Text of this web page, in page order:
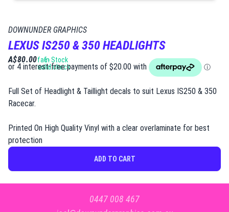
DOWNUNDER GRAPHICS
LEXUS IS250 & 350 HEADLIGHTS
A$80.00fa6-
solid:check
In Stock
Full Set of Headlight & Taillight decals to suit Lexus IS250 & 350
Racecar.
Printed On High Quality Vinyl with a clear overlaminate for best
protection
ADD TO CART
0447 008 467​​​​‌ ‍ ​‍​‍‌‍ ‌ ​‍‌‍‍‌‌‍‌ ‌‍‍‌‌‍ ‍​‍​‍​ ‍‍​‍​‍‌ ​ ‌‍​‌‌‍ ‍‌‍‍‌‌ ‌​‌ ‍‌​‍ ‍‌‍‍‌‌‍ ​‍​‍​‍ ​​‍​‍‌‍‍​‌ ​‍‌‍‌‌‌‍‌‍​‍​‍​ ‍‍​‍​‍‌‍‍​‌ ‌​‌ ‌​‌ ​​‌ ​ ​ ‍‍​‍ ​‍ ‌ ​ ‌ ‌​‌ ‌‌‌‍‌​‌‍‍‌‌‍ ​‍ ‍‌‍‌​‌‍ ‌ ‌ ‌‍ ‍‌ ‌‌‌‍ ‍‌‍‌​‌‍‌‌‌ ​‍‌‍‌ ‌ ​‍‌‍​‌‌ ​​‌‍‍​‌‍‍‌‌‍​ ‌ ​ ​‍ ‍‌‍​ ‌‍ ‌‍ ‌​‍ ‍‌‍​‌‌ ‌‌​‍ ‌‍‍‌‌‍ ‍‌ ‌​‌‍‌‌‌‍ ‍‌ ‌​​‍ ‌‍‌‌‌‍‌​‌‍‍‌‌ ‌​​‍ ‌‍ ‌‌‍ ‌‍‌​‌‍‌‌​ ‌‌ ​​‌ ​‍‌‍‌‌‌ ​ ‌‍‌‌‌‍ ‍‌ ‌​‌‍​‌‌ ‌​‌‍‍‌‌‍ ‌‍ ‍​ ‍ ‌‍‍‌‌‍‌​​ ‌‌ ​ ‌‍‌‌‌ ‌​‌ ‌​‌‍‍‌‌‍ ‍‌‍‌ ‌ ​ ​ ‍ ‌ ‌​‌ ‍‌‌ ​​‌‍‌‌​ ‌‌ ​ ‌‍‌‌‌ ‌​‌ ‌​‌‍‍‌‌‍ ‍‌‍‌ ‌ ​ ​ ‍ ‌ ​​‌‍​‌‌ ‌​‌‍‍​​ ‌‌‍‌‍‌‍ ‌‍ ‌ ‌​‌‍‌‌‌ ​‍​‍ ‍‌‍‌​‌‍‌‌‌ ​ ‌‍​ ‌ ​‍‌‍‍‌‌ ​​‌ ‌​‌‍‍‌‌‍ ‌‍ ‍​‍‌‌​ ‌‌‌​​‍‌‌ ‌‍‍ ‌‍‌‌‌ ‍‌​‍‌‌​ ​ ‌​‌​​‍‌‌​ ​ ‌​‌​​‍‌‌​ ​‍​ ​‍​ ​‌‌‍‌​‌‍‌‍‌‍‌​​ ‌‍‌‍​‌‌‍‌‌​ ‌‌‌‍‌​​ ​‍​ ‍​​ ​​​‍‌‌​ ​‍​ ​‍​‍‌‌​ ‌‌‌​‌​​‍ ‍‌‍​ ‌‍‍​‌‍‍‌‌‍ ​‌‍‌​‌ ​‍‌‍‌‌‌‍ ‍​‍‌‌​ ‌‌‌​​‍‌‌ ‌‍‍ ‌‍‌‌‌ ‍‌​‍‌‌​ ​ ‌​‌​​‍‌‌​ ​ ‌​‌​​‍‌‌​ ​‍​ ​‍‌‍‌​‌‍​ ​ ​​‌‍​ ​ ​‌‌‍​ ​ ‌‌​ ‍​‌‍‌‌​ ‌‍​ ‌​​ ‌ ​‍‌‌​ ​‍​ ​‍​‍‌‌​ ‌‌‌​‌​​‍ ‍‌ ‌​‌‍‌‌‌ ‍​‌ ‌​​ ‌‍​‍‌‍​‌‌ ​ ‌‍‌‌‌‌‌‌‌ ​‍‌‍ ​​ ‌‌‍‍​‌ ‌​‌ ‌​‌ ​​‌ ​ ​‍‌‌​ ​ ‌​​‌​‍‌‌​ ​‍‌​‌‍​‍‌‌​ ​‍‌​‌‍‌ ​ ‌ ‌​‌ ‌‌‌‍‌​‌‍‍‌‌‍ ​‍ ‍‌‍‌​‌‍ ‌ ‌ ‌‍ ‍‌ ‌‌‌‍ ‍‌‍‌​‌‍‌‌‌ ​‍‌‍‌ ‌ ​‍‌‍​‌‌ ​​‌‍‍​‌‍‍‌‌‍​ ‌ ​ ​‍ ‍‌‍​ ‌‍ ‌‍ ‌​‍ ‍‌‍​‌‌ ‌‌​‍‌‍‌‍‍‌‌‍‌​​ ‌‌ ​ ‌‍‌‌‌ ‌​‌ ‌​‌‍‍‌‌‍ ‍‌‍‌ ‌ ​ ​‍‌‍‌ ‌​‌ ‍‌‌ ​​‌‍‌‌​ ‌‌ ​ ‌‍‌‌‌ ‌​‌ ‌​‌‍‍‌‌‍ ‍‌‍‌ ‌ ​ ​‍‌‍‌ ​​‌‍​‌‌ ‌​‌‍‍​​ ‌‌‍‌‍‌‍ ‌‍ ‌ ‌​‌‍‌‌‌ ​‍​‍ ‍‌‍‌​‌‍‌‌‌ ​ ‌‍​ ‌ ​‍‌‍‍‌‌ ​​‌ ‌​‌‍‍‌‌‍ ‌‍ ‍​‍‌‌​ ‌‌‌​​‍‌‌ ‌‍‍ ‌‍‌‌‌ ‍‌​‍‌‌​ ​ ‌​‌​​‍‌‌​ ​ ‌​‌​​‍‌‌​ ​‍​ ​‍​ ​‌‌‍‌​‌‍‌‍‌‍‌​​ ‌‍‌‍​‌‌‍‌‌​ ‌‌‌‍‌​​ ​‍​ ‍​​ ​​​‍‌‌​ ​‍​ ​‍​‍‌‌​ ‌‌‌​‌​​‍ ‍‌‍​ ‌‍‍​‌‍‍‌‌‍ ​‌‍‌​‌ ​‍‌‍‌‌‌‍ ‍​‍‌‌​ ‌‌‌​​‍‌‌ ‌‍‍ ‌‍‌‌‌ ‍‌​‍‌‌​ ​ ‌​‌​​‍‌‌​ ​ ‌​‌​​‍‌‌​ ​‍​ ​‍‌‍‌​‌‍​ ​ ​​‌‍​ ​ ​‌‌‍​ ​ ‌‌​ ‍​‌‍‌‌​ ‌‍​ ‌​​ ‌ ​‍‌‌​ ​‍​ ​‍​‍‌‌​ ‌‌‌​‌​​‍ ‍‌ ‌​‌‍‌‌‌ ‍​‌ ‌​​‍​‍‌ ‌